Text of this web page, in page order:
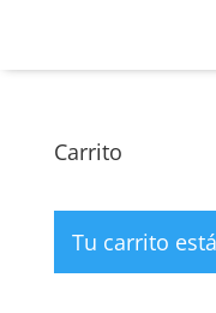
Carrito
Tu carrito